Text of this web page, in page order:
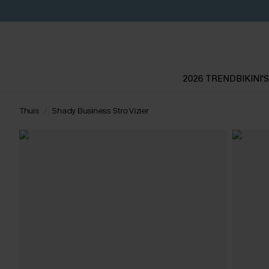
2026 TRENDBIKINI'S
Thuis Shady Business Stro Vizier